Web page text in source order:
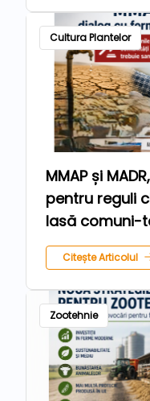
Cultura Plantelor
MMAP și
pentru reguli
lasă comuni-
sancționate,
respectă
Citește Articolul
Zootehnie